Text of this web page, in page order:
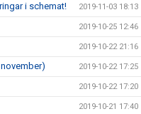
i schemat! 2019-11-03 18:13
2019-10-25 12:46
2019-10-22 21:16
2019-10-22 17:25
2019-10-22 17:20
2019-10-21 17:40